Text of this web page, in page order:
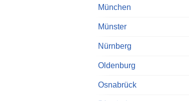
München
Münster
Nürnberg
Oldenburg
Osnabrück